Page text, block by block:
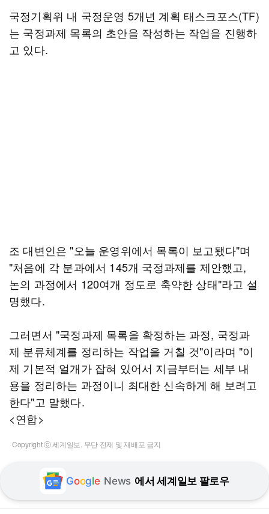
국정기획위 내 국정운영 5개년 계획 태스크포스(TF)
는 국정과제 목록의 초안을 작성하는 작업을 진행하
고 있다.
조 대변인은 "오늘 운영위에서 목록이 보고됐다"며
"처음에 각 분과에서 145개 국정과제를 제안했고,
논의 과정에서 120여개 정도로 축약한 상태"라고 설
명했다.
그러면서 "국정과제 목록을 확정하는 과정, 국정과
제 분류체계를 정리하는 작업을 거칠 것"이라며 "이
제 기본적 얼개가 잡혀 있어서 지금부터는 세부 내
용을 정리하는 과정이니 최대한 신속하게 해 보려고
한다"고 말했다.
<연합>
Copyright ⓒ 세계일보. 무단 전재 및 재배포 금지
Google News 에서 세계일보 팔로우